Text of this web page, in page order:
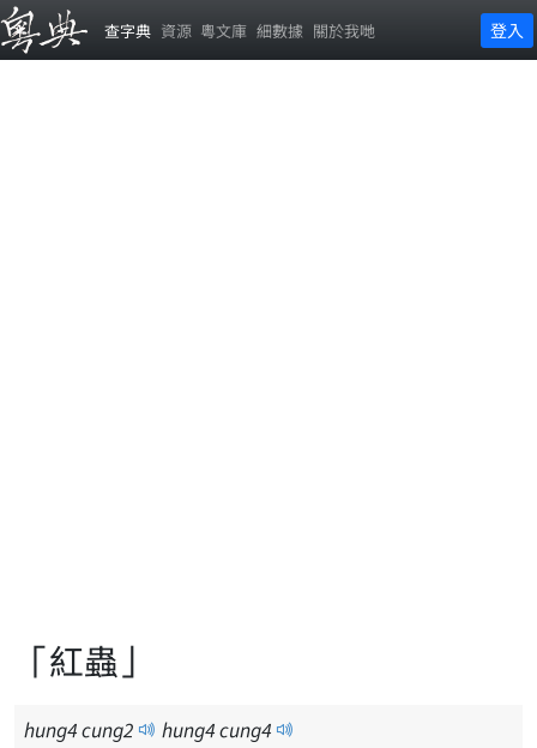
查字典 資源 粵文庫 細數據 關於我哋 登入
「紅蟲」
hung4cung2 hung4cung4